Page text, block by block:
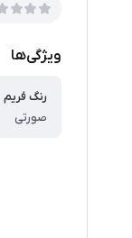
ویژگی‌ها
رنگ فريم
صورتی